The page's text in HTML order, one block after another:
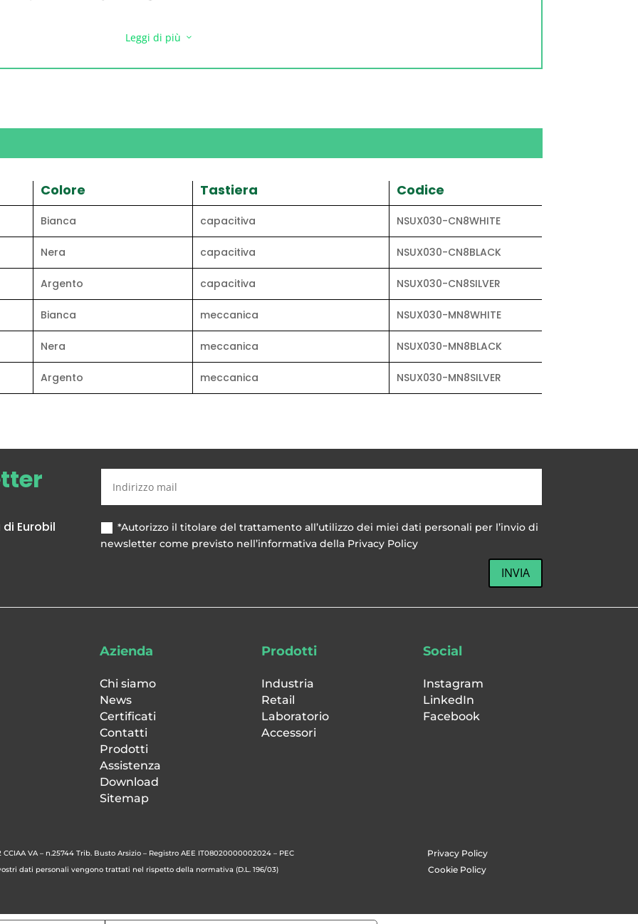
e associata
o RF)
e con autonomia di circa 35/40 ore
Leggi di più 3
Colore Tastiera Codice
Bianca capacitiva NSUX030-CN8WHITE
Nera capacitiva NSUX030-CN8BLACK
Argento capacitiva NSUX030-CN8SILVER
Bianca meccanica NSUX030-MN8WHITE
Nera meccanica NSUX030-MN8BLACK
Argento meccanica NSUX030-MN8SILVER
Eurobil
*Autorizzo il titolare del trattamento all’utilizzo dei miei dati personali per l’invio di
newsletter come previsto nell’informativa della Privacy Policy
INVIA
Azienda
Chi siamo
News
Certificati
Contatti
Prodotti
Assistenza
Download
Sitemap
Prodotti
Industria
Retail
Laboratorio
Accessori
Social
Instagram
LinkedIn
Facebook
CCIAA VA – n.25744 Trib. Busto Arsizio – Registro AEE IT08020000002024 – PEC
dati personali vengono trattati nel rispetto della normativa (D.L. 196/03)
Privacy Policy
Cookie Policy